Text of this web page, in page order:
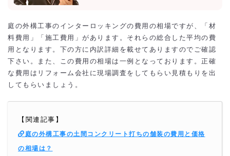
庭の外構工事のインターロッキングの費用の相場ですが、「材
料費用」「施工費用」があります。それらの総合した平均の費
用となります。下の方に内訳詳細を載せてありますのでご確認
下さい。また、この費用の相場は一例となっております。正確
な費用はリフォーム会社に現場調査をしてもらい見積もりを出
してもらいましょう。
【関連記事】
庭の外構工事の土間コンクリート打ちの舗装の費用と価格
の相場は？